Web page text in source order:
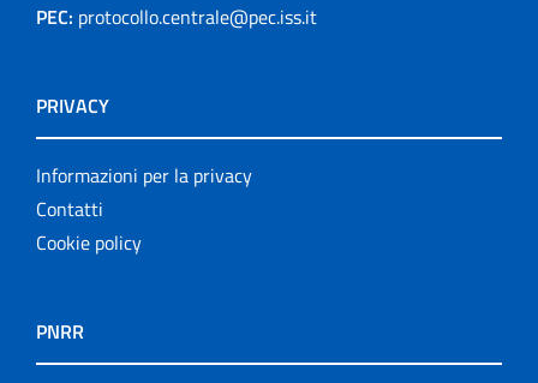
PEC: protocollo.centrale@pec.iss.it
PRIVACY
Informazioni per la privacy
Contatti
Cookie policy
PNRR